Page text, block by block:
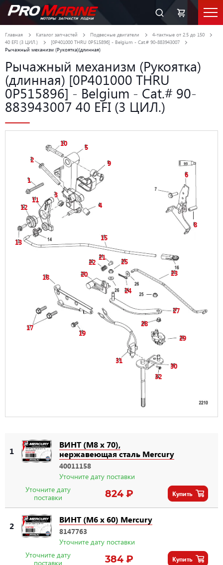
Главная Каталог запчастей Подвесные двигатели
4-тактные от 2.5 до 150
40 EFI (3 ЦИЛ.)
[0P401000 THRU 0P515896] - Belgium - Cat.# 90-883943007
Рычажный механизм (Рукоятка)(длинная)
Рычажный механизм (Рукоятка)
(длинная) [0P401000 THRU
0P515896] - Belgium - Cat.# 90-
883943007 40 EFI (3 ЦИЛ.)
1
2
3
4
5
6
8
9
10
11
12
13
15
17
18
19
20
21
22
23
24
25
27
28
29
30
31
32
1
ВИНТ (M8 x 70),
нержавеющая сталь Mercury
40011158
Уточните дату поставки
Уточните дату
поставки
824 ₽ Купить
2
ВИНТ (M6 x 60) Mercury
8147763
Уточните дату поставки
Уточните дату
поставки
384 ₽ Купить